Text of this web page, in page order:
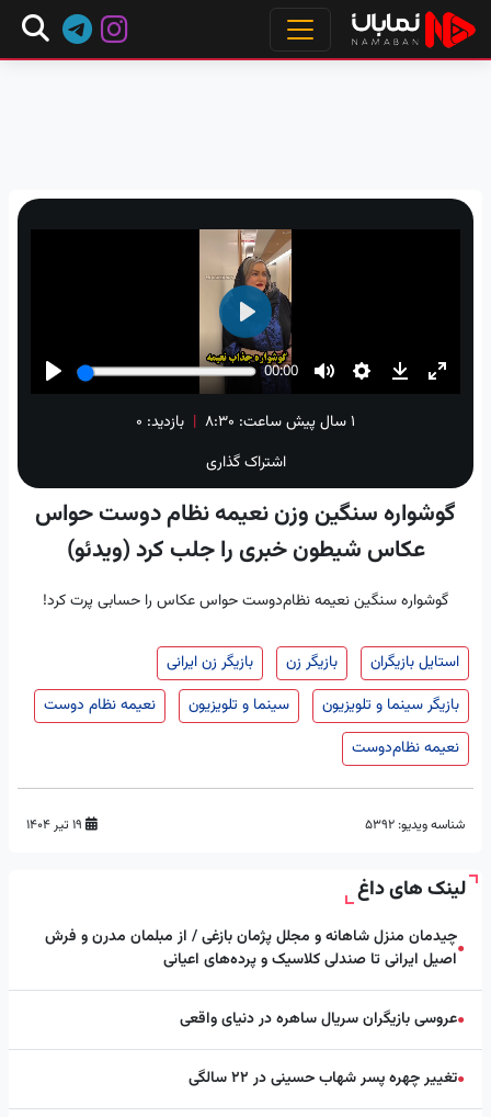
۱ سال پیش ساعت: ۸:۳۰ | بازدید: 0
اشتراک گذاری
گوشواره سنگین وزن نعیمه نظام دوست حواس
عکاس شیطون خبری را جلب کرد (ویدئو)
گوشواره سنگین نعیمه نظام‌دوست حواس عکاس را حسابی پرت کرد!
استایل بازیگران بازیگر زن
بازیگر زن ایرانی
بازیگر سینما و تلویزیون
سینما و تلویزیون
نعیمه نظام دوست
نعیمه نظام‌دوست
شناسه ویدیو:
لینک های داغ
●چیدمان منزل شاهانه و مجلل پژمان بازغی / از مبلمان مدرن و فرش
اصیل ایرانی تا صندلی کلاسیک و پرده‌های اعیانی
●عروسی بازیگران سریال ساهره در دنیای واقعی
●تغییر چهره پسر شهاب حسینی در ۲۲ سالگی